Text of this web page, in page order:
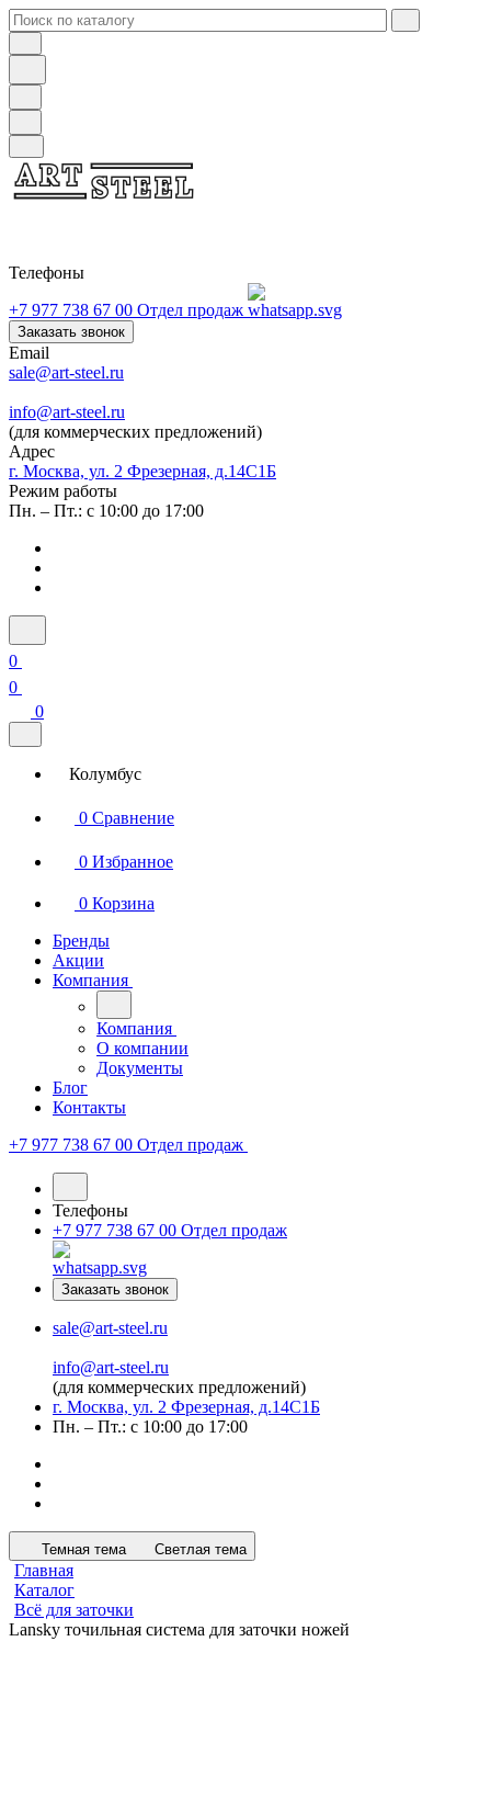
Телефоны
+7 977 738 67 00 Отдел продаж
Заказать звонок
Email
sale@art-steel.ru
info@art-steel.ru
(для коммерческих предложений)
Адрес
г. Москва, ул. 2 Фрезерная, д.14С1Б
Режим работы
Пн. – Пт.: с 10:00 до 17:00
0
0
0
Колумбус
0 Сравнение
0 Избранное
0 Корзина
Бренды
Акции
Компания
Компания
О компании
Документы
Блог
Контакты
+7 977 738 67 00 Отдел продаж
Телефоны
+7 977 738 67 00 Отдел продаж
Заказать звонок
sale@art-steel.ru
info@art-steel.ru
(для коммерческих предложений)
г. Москва, ул. 2 Фрезерная, д.14С1Б
Пн. – Пт.: с 10:00 до 17:00
Темная тема Светлая тема
Главная
Каталог
Всё для заточки
Lansky точильная система для заточки ножей